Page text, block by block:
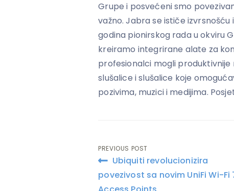
Grupe i posvećeni smo
važno. Jabra se ističe izvrsnošću
godina pionirskog rada u okviru
kreiramo integrirane alate za
profesionalci mogli produktivnije
slušalice i slušalice koje
pozivima, muzici i medijima.
Post
navigation
PREVIOUS POST
Ubiquiti revolucionizira
povezivost sa novim UniFi Wi-Fi